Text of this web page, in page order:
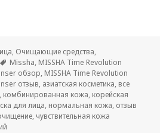
, Очищающие средства,
Метки
Missha, MISSHA Time Revolution
обзор, MISSHA Time Revolution
отзыв, азиатская косметика, все
, комбинированная кожа, корейская
для лица, нормальная кожа, отзыв
, чувствительная кожа